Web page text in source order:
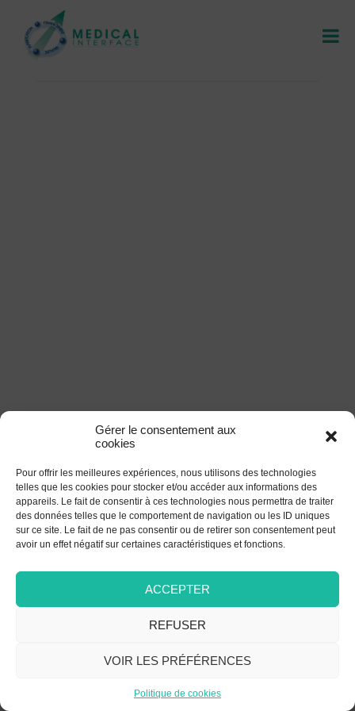
Gérer le consentement aux
cookies
Pour offrir les meilleures expériences, nous utilisons des technologies
telles que les cookies pour stocker et/ou accéder aux informations des
appareils. Le fait de consentir à ces technologies nous permettra de traiter
des données telles que le comportement de navigation ou les ID uniques
sur ce site. Le fait de ne pas consentir ou de retirer son consentement peut
avoir un effet négatif sur certaines caractéristiques et fonctions.
ACCEPTER
REFUSER
VOIR LES PRÉFÉRENCES
Politique de cookies